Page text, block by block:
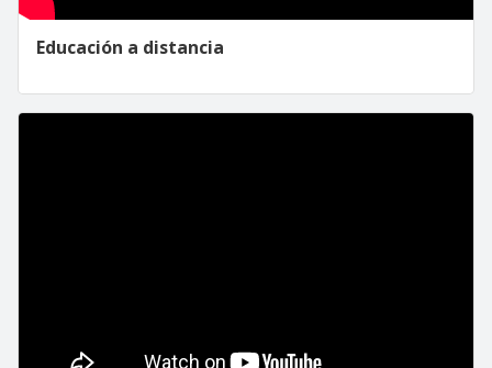
Educación a distancia